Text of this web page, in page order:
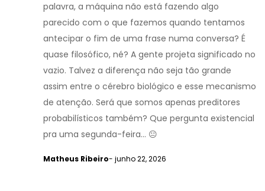
palavra, a máquina não está fazendo algo
parecido com o que fazemos quando tentamos
antecipar o fim de uma frase numa conversa? É
quase filosófico, né? A gente projeta significado no
vazio. Talvez a diferença não seja tão grande
assim entre o cérebro biológico e esse mecanismo
de atenção. Será que somos apenas preditores
probabilísticos também? Que pergunta existencial
pra uma segunda-feira... 😐
Matheus Ribeiro- junho 22, 2026